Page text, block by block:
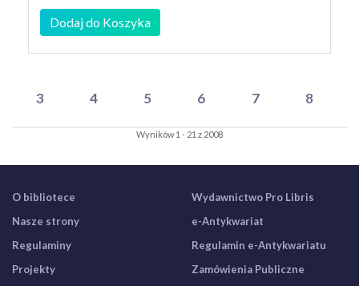
Dodaj do Koszyka
3 4 5 6 7 8
Wyników 1 - 21 z 2008
O bibliotece
Nasze strony
Regulaminy
Projekty
Wydawnictwo Pro Libris
e-Antykwariat
Regulamin e-Antykwariatu
Zamówienia Publiczne